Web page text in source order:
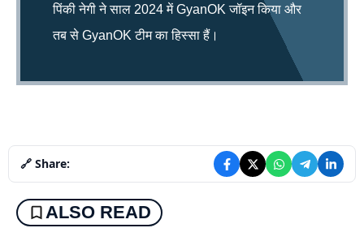
पिंकी नेगी ने साल 2024 में GyanOK जॉइन किया और
तब से GyanOK टीम का हिस्सा हैं।
🔗 Share:
ALSO READ